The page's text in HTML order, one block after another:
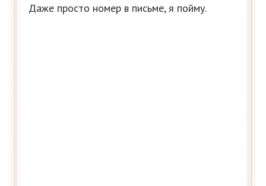
Даже просто номер в письме, я пойму.